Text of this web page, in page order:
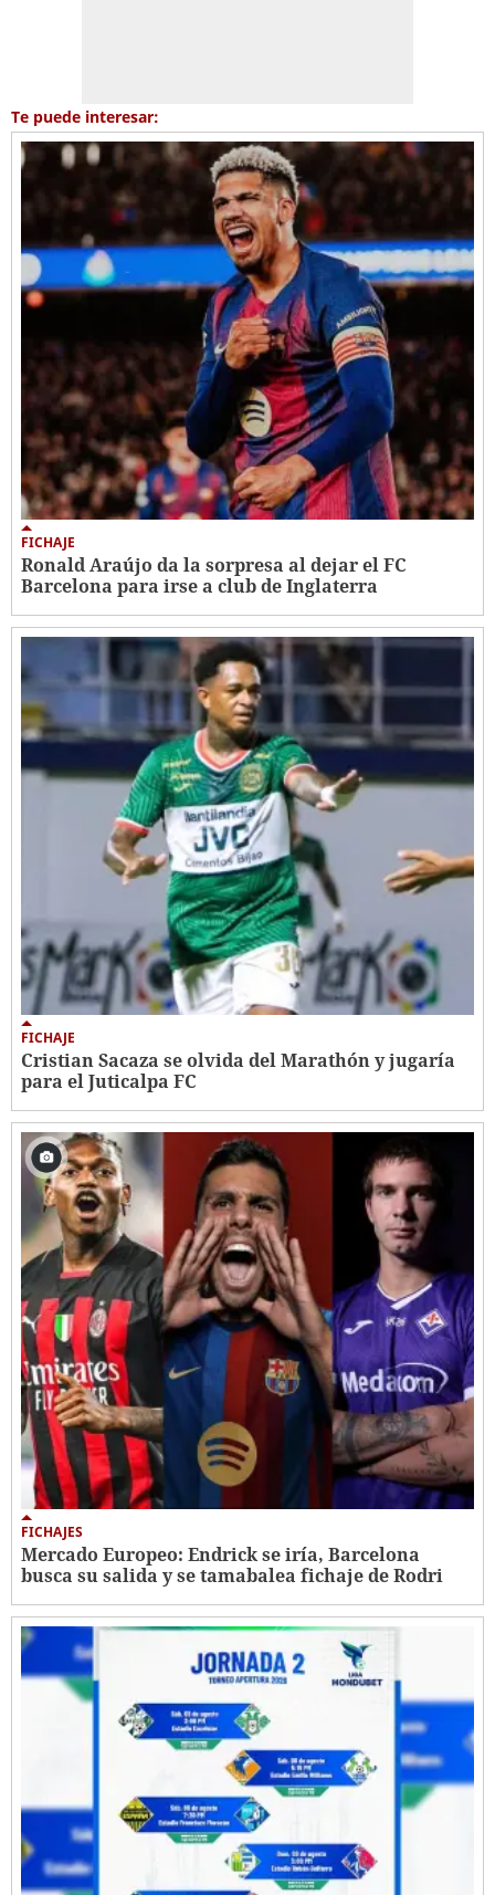
Te puede interesar:
FICHAJE
Ronald Araújo da la sorpresa al dejar el FC
Barcelona para irse a club de Inglaterra
FICHAJE
Cristian Sacaza se olvida del Marathón y jugaría
para el Juticalpa FC
FICHAJES
Mercado Europeo: Endrick se iría, Barcelona
busca su salida y se tamabalea fichaje de Rodri